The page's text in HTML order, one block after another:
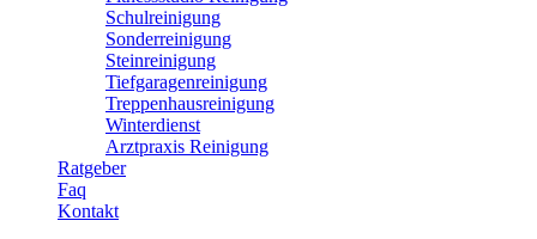
Schulreinigung
Sonderreinigung
Steinreinigung
Tiefgaragenreinigung
Treppenhausreinigung
Winterdienst
Arztpraxis Reinigung
Ratgeber
Faq
Kontakt